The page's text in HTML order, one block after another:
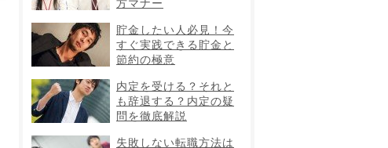
方マナー
貯金したい人必見！今
すぐ実践できる貯金と
節約の極意
内定を受ける？それと
も辞退する？内定の疑
問を徹底解説
失敗しない転職方法は